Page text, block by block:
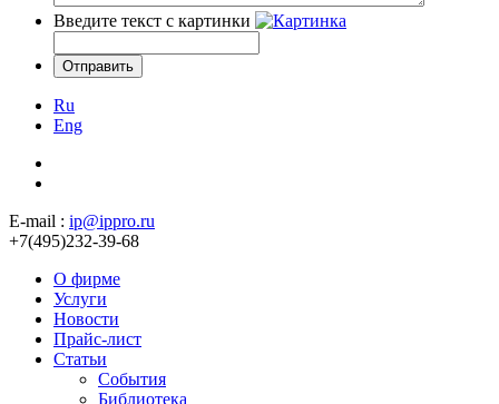
Введите текст с картинки
Ru
Eng
E-mail : ip@ippro.ru
+7(495)232-39-68
О фирме
Услуги
Новости
Прайс-лист
Статьи
События
Библиотека